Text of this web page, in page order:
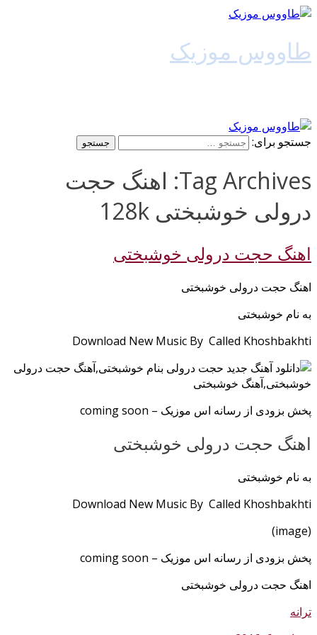
طاووس موزیک
جستجو برای:
Tag Archives: اهنگ حجت
درولی خوشبختی 128k
اهنگ حجت درولی خوشبختی
اهنگ حجت درولی خوشبختی
به نام خوشبختی
Download New Music By Called Khoshbakhti
پخش بزودی از رسانه اس موزیک – coming soon
اهنگ حجت درولی خوشبختی
به نام خوشبختی
Download New Music By Called Khoshbakhti
(image)
پخش بزودی از رسانه اس موزیک – coming soon
اهنگ حجت درولی خوشبختی
ترانه